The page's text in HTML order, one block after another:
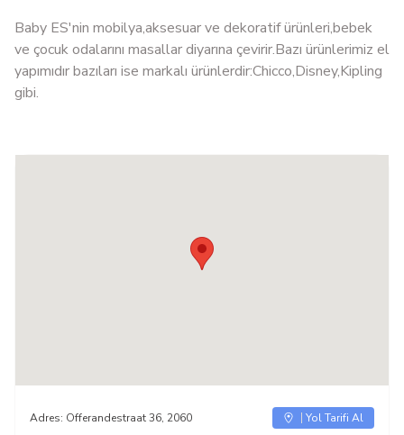
Baby ES'nin mobilya,aksesuar ve dekoratif ürünleri,bebek
ve çocuk odalarını masallar diyarına çevirir.Bazı ürünlerimiz el
yapımıdır bazıları ise markalı ürünlerdir:Chicco,Disney,Kipling
gibi.
Adres: Offerandestraat 36, 2060 Yol Tarifi Al